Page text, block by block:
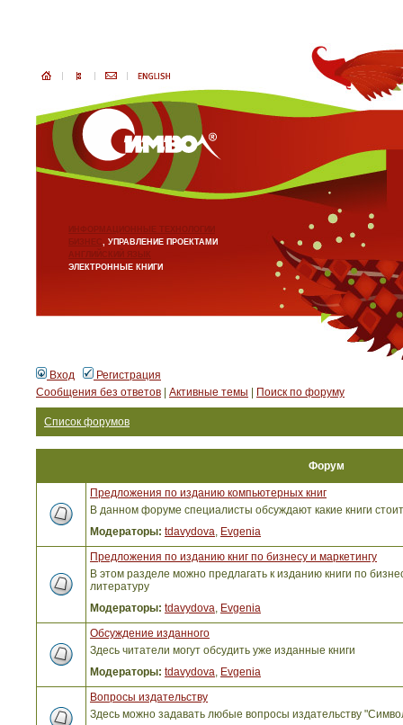
ИНФОРМАЦИОННЫЕ ТЕХНОЛОГИИ
БИЗНЕС, УПРАВЛЕНИЕ ПРОЕКТАМИ
АНГЛИЙСКИЙ ЯЗЫК
ЭЛЕКТРОННЫЕ КНИГИ
Вход
Регистрация
Сообщения без ответов
Активные темы Поиск по форуму
Список форумов
Форум
Предложения по изданию компьютерных книг
В данном форуме специалисты обсуждают какие книги
Модераторы: tdavydova, Evgenia
Предложения по изданию книг по бизнесу и маркетингу
В этом разделе можно предлагать к изданию книги по
литературу
Модераторы: tdavydova, Evgenia
Обсуждение изданного
Здесь читатели могут обсудить уже изданные книги
Модераторы: tdavydova, Evgenia
Вопросы издательству
Здесь можно задавать любые вопросы издательству